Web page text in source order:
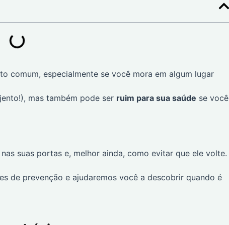
comum, especialmente se você mora em algum lugar
mas também pode ser ruim para sua saúde se você
suas portas e, melhor ainda, como evitar que ele volte.
de prevenção e ajudaremos você a descobrir quando é